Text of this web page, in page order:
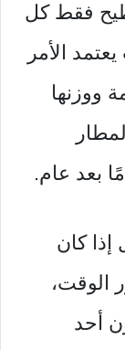
فقط كل
يعتمد الأمر
ووزنها
بعد عام.
إذا كان
الوقت،
أحد